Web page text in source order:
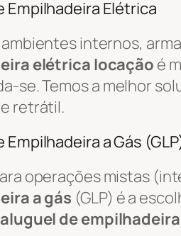
Empilhadeira Elétrica
internos,
elétrica locação é
se. Temos a melhor
e retrátil.
Empilhadeira a Gás
operações mistas
a gás (GLP) é a
de empilhadeira